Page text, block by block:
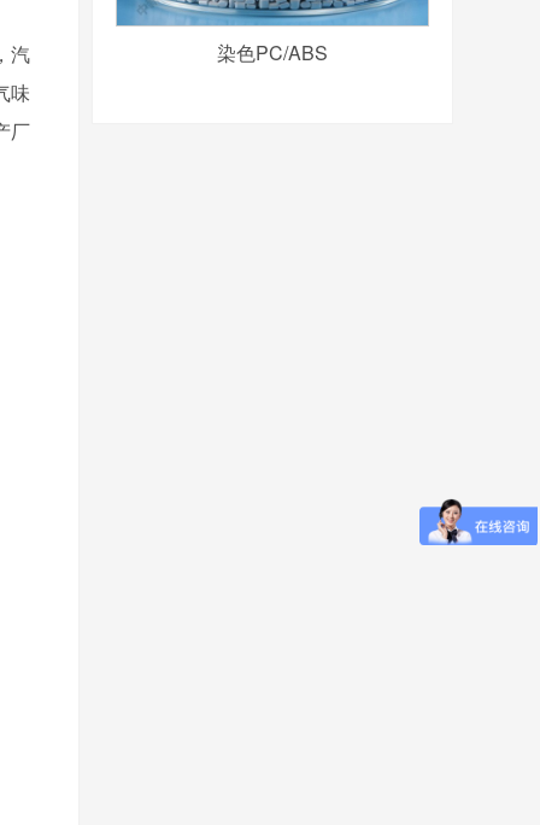
汽
味
厂
染色PC/ABS